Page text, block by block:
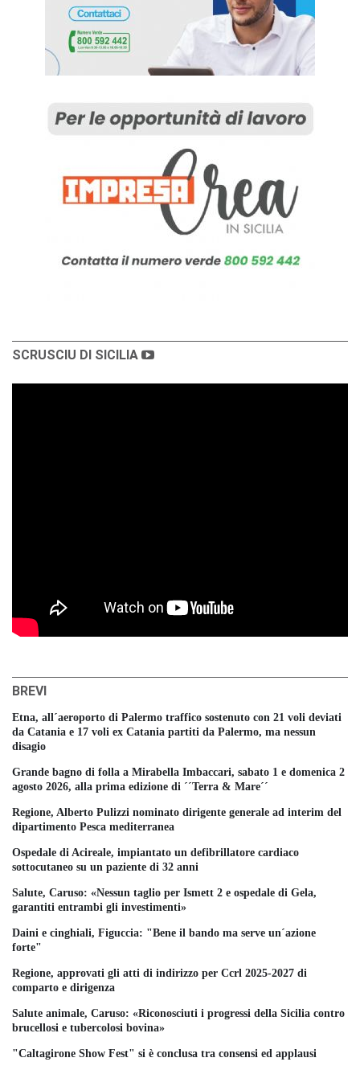
SCRUSCIU DI SICILIA
BREVI
Etna, all´aeroporto di Palermo traffico sostenuto con 21 voli deviati
da Catania e 17 voli ex Catania partiti da Palermo, ma nessun
disagio
Grande bagno di folla a Mirabella Imbaccari, sabato 1 e domenica 2
agosto 2026, alla prima edizione di ´´Terra & Mare´´
Regione, Alberto Pulizzi nominato dirigente generale ad interim del
dipartimento Pesca mediterranea
Ospedale di Acireale, impiantato un defibrillatore cardiaco
sottocutaneo su un paziente di 32 anni
Salute, Caruso: «Nessun taglio per Ismett 2 e ospedale di Gela,
garantiti entrambi gli investimenti»
Daini e cinghiali, Figuccia: "Bene il bando ma serve un´azione
forte"
Regione, approvati gli atti di indirizzo per Ccrl 2025-2027 di
comparto e dirigenza
Salute animale, Caruso: «Riconosciuti i progressi della Sicilia contro
brucellosi e tubercolosi bovina»
"Caltagirone Show Fest" si è conclusa tra consensi ed applausi